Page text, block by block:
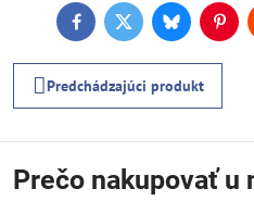
FacebookTwitterBluesky
Predchádzajúci produkt
Prečo nakupovať u